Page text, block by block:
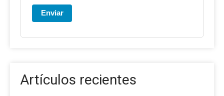
Enviar
Artículos recientes